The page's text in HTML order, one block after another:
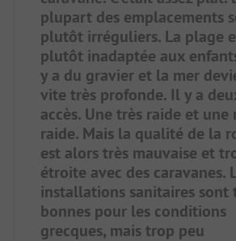
plupart des emplacements
plutôt irréguliers. La plage
plutôt inadaptée aux
y a du gravier et la mer
vite très profonde. Il y a
accès. Une très raide et une
raide. Mais la qualité de la
est alors très mauvaise et
étroite avec des caravanes.
installations sanitaires sont
bonnes pour les conditions
grecques, mais trop peu